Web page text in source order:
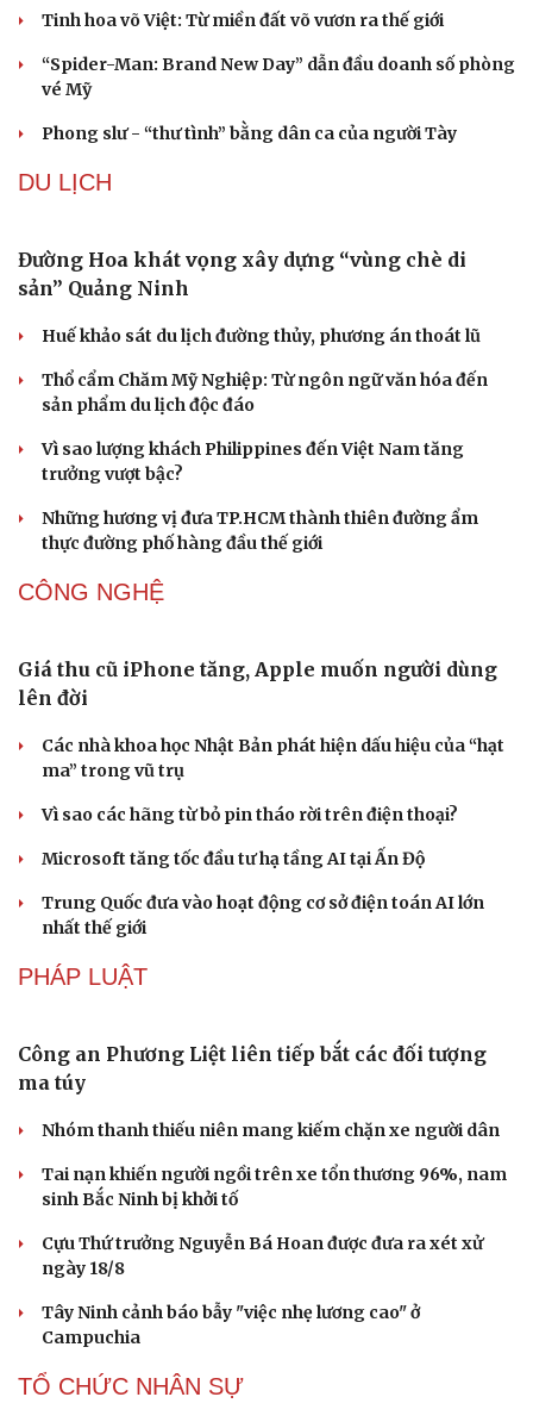
Sân khấu - Điện ảnh
Văn học
Di sản
Nghệ sĩ
Tinh hoa võ Việt: Từ miền đất võ vươn ra thế giới
“Spider-Man: Brand New Day” dẫn đầu doanh số phòng
vé Mỹ
Phong slư - “thư tình” bằng dân ca của người Tày
DU LỊCH
Đường Hoa khát vọng xây dựng “vùng chè di
sản” Quảng Ninh
Huế khảo sát du lịch đường thủy, phương án thoát lũ
Thổ cẩm Chăm Mỹ Nghiệp: Từ ngôn ngữ văn hóa đến
sản phẩm du lịch độc đáo
Vì sao lượng khách Philippines đến Việt Nam tăng
trưởng vượt bậc?
Những hương vị đưa TP.HCM thành thiên đường ẩm
thực đường phố hàng đầu thế giới
CÔNG NGHỆ
Giá thu cũ iPhone tăng, Apple muốn người dùng
lên đời
Các nhà khoa học Nhật Bản phát hiện dấu hiệu của “hạt
ma” trong vũ trụ
Vì sao các hãng từ bỏ pin tháo rời trên điện thoại?
Microsoft tăng tốc đầu tư hạ tầng AI tại Ấn Độ
Trung Quốc đưa vào hoạt động cơ sở điện toán AI lớn
nhất thế giới
PHÁP LUẬT
Công an Phương Liệt liên tiếp bắt các đối tượng
ma túy
Nhóm thanh thiếu niên mang kiếm chặn xe người dân
Tai nạn khiến người ngồi trên xe tổn thương 96%, nam
sinh Bắc Ninh bị khởi tố
Cựu Thứ trưởng Nguyễn Bá Hoan được đưa ra xét xử
ngày 18/8
Tây Ninh cảnh báo bẫy "việc nhẹ lương cao" ở
Campuchia
TỔ CHỨC NHÂN SỰ